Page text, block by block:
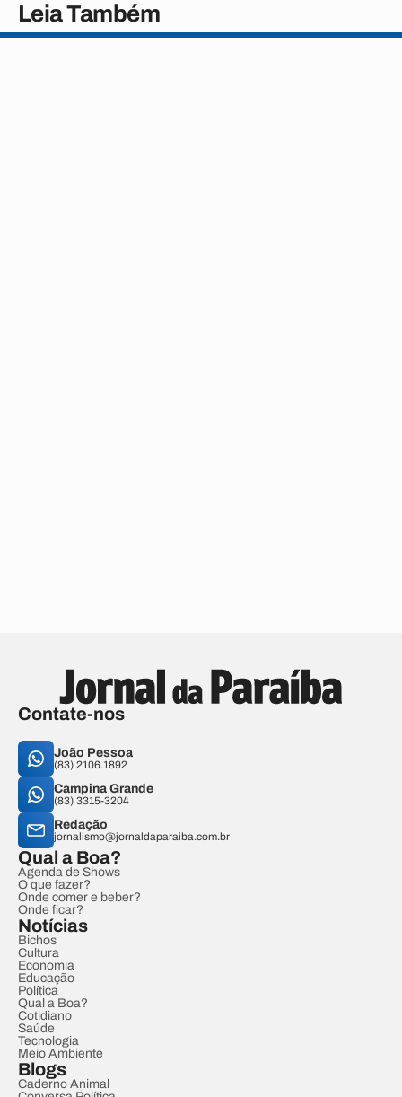
Leia Também
Contate-nos
João Pessoa
(83) 2106.1892
Campina Grande
(83) 3315-3204
Redação
jornalismo@jornaldaparaiba.com.br
Qual a Boa?
Agenda de Shows
O que fazer?
Onde comer e beber?
Onde ficar?
Notícias
Bichos
Cultura
Economia
Educação
Política
Qual a Boa?
Cotidiano
Saúde
Tecnologia
Meio Ambiente
Blogs
Caderno Animal